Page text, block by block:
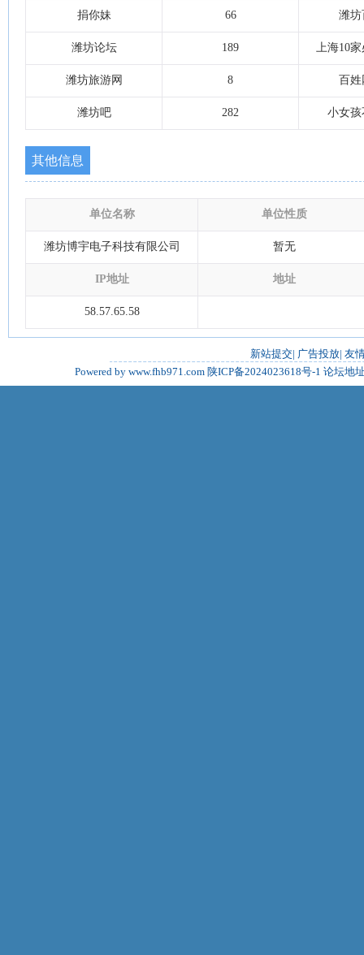
捐你妹 66 潍坊
潍坊论坛 189 上海10
潍坊旅游网 8 百姓
潍坊吧 282 小女孩
其他信息
单位名称 单位性质
潍坊博宇电子科技有限公司 暂无
IP地址 地址
58.57.65.58
新站提交| 广告投放| 友
Powered by www.fhb971.com 陕ICP备2024023618号-1 论坛地